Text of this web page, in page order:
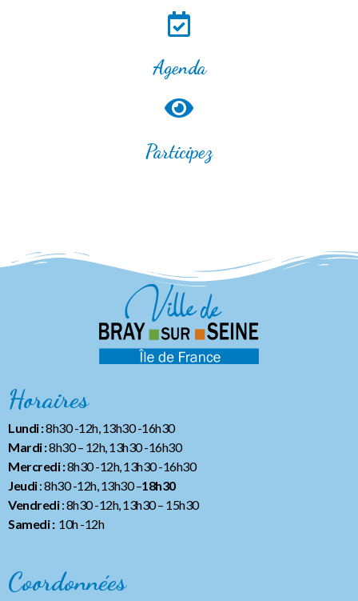
Agenda
Participez
Horaires
Lundi :8h30 -12h, 13h30 -16h30
Mardi :8h30 – 12h, 13h30 -16h30
Mercredi :8h30 -12h, 13h30 -16h30
Jeudi: 8h30 -12h, 13h30 –18h30
Vendredi: 8h30 -12h, 13h30– 15h30
Samedi :10h -12h
Coordonnées